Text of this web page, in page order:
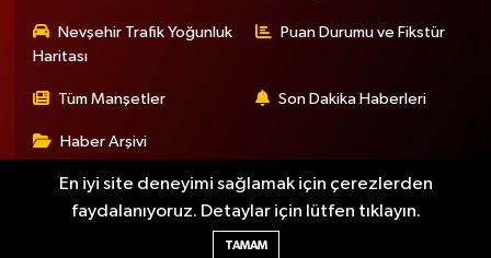
Nevşehir Trafik Yoğunluk
Haritası
Puan Durumu ve Fikstür
Tüm Manşetler Son Dakika Haberleri
Haber Arşivi
Haber Yazılımı:
En iyi site deneyimi sağlamak için çerezlerden
faydalanıyoruz. Detaylar için lütfen tıklayın.
TAMAM